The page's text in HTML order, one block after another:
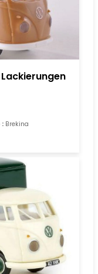
: Brekina